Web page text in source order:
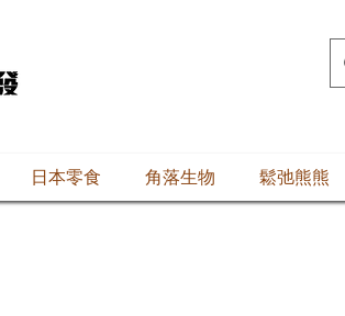
日本零食 角落生物 鬆弛熊熊